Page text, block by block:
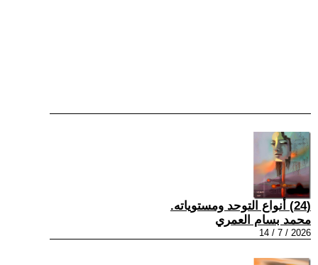
(24) أنواع التوحد ومستوياته.
محمد بسام العمري
2026 / 7 / 14